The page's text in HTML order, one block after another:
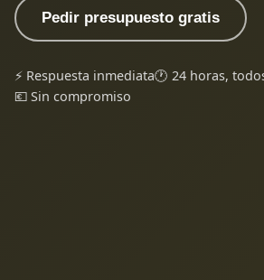
Pedir presupuesto gratis
⚡ Respuesta inmediata🕐 24 horas,
💶 Sin compromiso